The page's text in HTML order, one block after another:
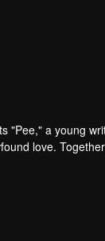
"Pee," a young
love.